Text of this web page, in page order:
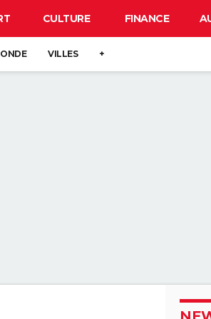
CULTURE FINANCE
VILLES +